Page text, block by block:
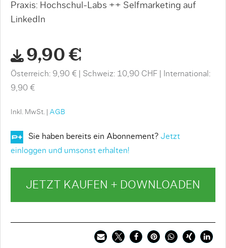
Praxis: Hochschul-Labs ++ Selfmarketing auf
LinkedIn
9,90 €
Österreich: 9,90 € Schweiz: 10,90 CHF
International:
9,90 €
Inkl. MwSt. | AGB
Sie haben bereits ein Abonnement? Jetzt
einloggen und umsonst erhalten!
JETZT KAUFEN + DOWNLOADEN